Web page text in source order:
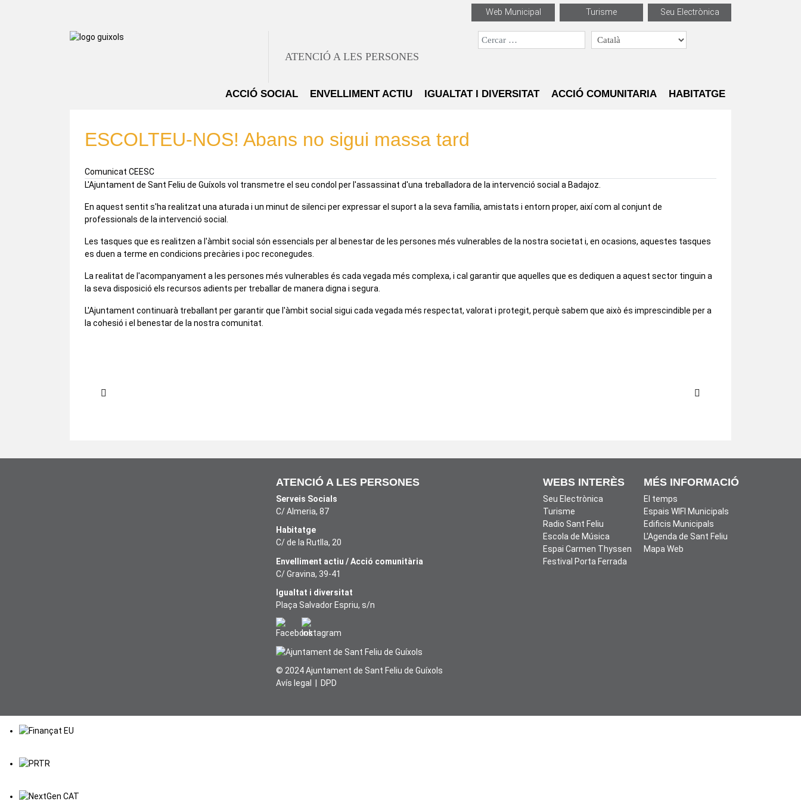
Web Municipal Turisme Seu Electrònica
ATENCIÓ A LES PERSONES
Cercar
ACCIÓ SOCIAL ENVELLIMENT ACTIU IGUALTAT I DIVERSITAT ACCIÓ COMUNITARIA HABITATGE
ESCOLTEU-NOS! Abans no sigui massa tard
Comunicat CEESC
L'Ajuntament de Sant Feliu de Guíxols vol transmetre el seu condol per l'assassinat d'una treballadora de la intervenció social a Badajoz.
En aquest sentit s'ha realitzat una aturada i un minut de silenci per expressar el suport a la seva família, amistats i entorn proper, així com al conjunt de
professionals de la intervenció social.
Les tasques que es realitzen a l'àmbit social són essencials per al benestar de les persones més vulnerables de la nostra societat i, en ocasions, aquestes tasques
es duen a terme en condicions precàries i poc reconegudes.
La realitat de l'acompanyament a les persones més vulnerables és cada vegada més complexa, i cal garantir que aquelles que es dediquen a aquest sector tinguin a
la seva disposició els recursos adients per treballar de manera digna i segura.
L'Ajuntament continuarà treballant per garantir que l'àmbit social sigui cada vegada més respectat, valorat i protegit, perquè sabem que això és imprescindible per a
la cohesió i el benestar de la nostra comunitat.
Article anterior: Ja poden demanar els ajuts per al pagament del lloguer les persones entre 36 i 64 anys Article següent: Ja poden
ATENCIÓ A LES PERSONES
Serveis Socials
C/ Almeria, 87
Habitatge
C/ de la Rutlla, 20
Envelliment actiu / Acció comunitària
C/ Gravina, 39-41
Igualtat i diversitat
Plaça Salvador Espriu, s/n
© 2024 Ajuntament de Sant Feliu de Guíxols
Avís legal
DPD
WEBS INTERÈS
Seu Electrònica
Turisme
Radio Sant Feliu
Escola de Música
Espai Carmen Thyssen
Festival Porta Ferrada
MÉS INFORMACIÓ
El temps
Espais WIFI Municipals
Edificis Municipals
L'Agenda de Sant Feliu
Mapa Web